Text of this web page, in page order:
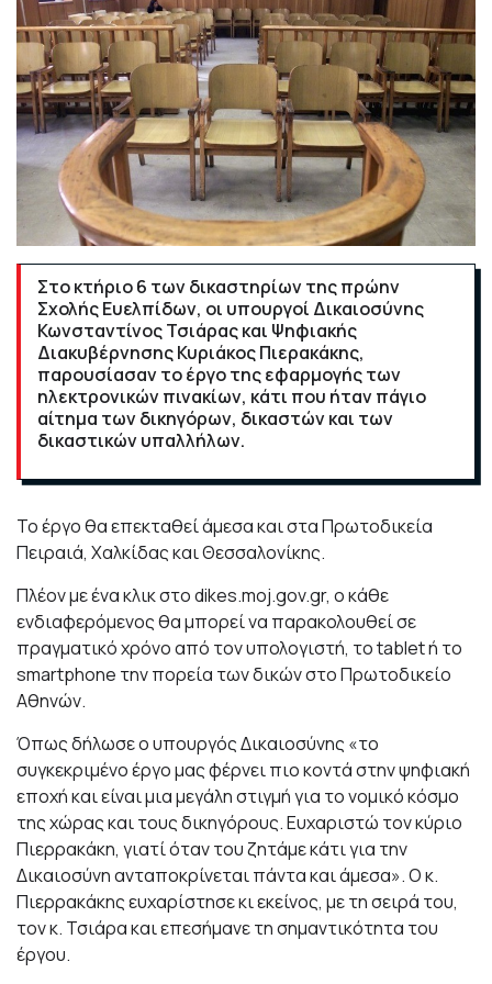
Στο κτήριο 6 των δικαστηρίων της πρώην
Σχολής Ευελπίδων, οι υπουργοί Δικαιοσύνης
Κωνσταντίνος Τσιάρας και Ψηφιακής
Διακυβέρνησης Κυριάκος Πιερακάκης,
παρουσίασαν το έργο της εφαρμογής των
ηλεκτρονικών πινακίων, κάτι που ήταν πάγιο
αίτημα των δικηγόρων, δικαστών και των
δικαστικών υπαλλήλων.
Το έργο θα επεκταθεί άμεσα και στα Πρωτοδικεία
Πειραιά, Χαλκίδας και Θεσσαλονίκης.
Πλέον με ένα κλικ στο dikes.moj.gov.gr, ο κάθε
ενδιαφερόμενος θα μπορεί να παρακολουθεί σε
πραγματικό χρόνο από τον υπολογιστή, το tablet ή το
smartphone την πορεία των δικών στο Πρωτοδικείο
Αθηνών.
Όπως δήλωσε ο υπουργός Δικαιοσύνης «το
συγκεκριμένο έργο μας φέρνει πιο κοντά στην ψηφιακή
εποχή και είναι μια μεγάλη στιγμή για το νομικό κόσμο
της χώρας και τους δικηγόρους. Ευχαριστώ τον κύριο
Πιερρακάκη, γιατί όταν του ζητάμε κάτι για την
Δικαιοσύνη ανταποκρίνεται πάντα και άμεσα». Ο κ.
Πιερρακάκης ευχαρίστησε κι εκείνος, με τη σειρά του,
τον κ. Τσιάρα και επεσήμανε τη σημαντικότητα του
έργου.